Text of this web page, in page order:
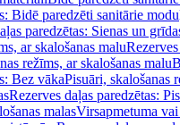
Bidē paredzēti sanitārie
paredzētas: Sienas un
ar skalošanas malu
režīms, ar skalošanas malu
Bez vākaPisuāri, skalošanas
Rezerves daļas paredzētas:
malasVirsapmetuma